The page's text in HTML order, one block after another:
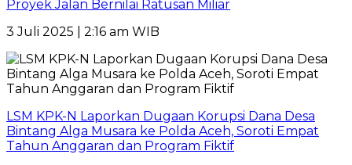
Proyek Jalan Bernilai Ratusan Miliar
3 Juli 2025 | 2:16 am WIB
LSM KPK-N Laporkan Dugaan Korupsi Dana Desa
Bintang Alga Musara ke Polda Aceh, Soroti Empat
Tahun Anggaran dan Program Fiktif